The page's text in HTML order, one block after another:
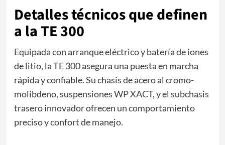
Detalles técnicos que definen
a la TE 300
Equipada con arranque eléctrico y batería de iones
de litio, la TE 300 asegura una puesta en marcha
rápida y confiable. Su chasis de acero al cromo-
molibdeno, suspensiones WP XACT, y el subchasis
trasero innovador ofrecen un comportamiento
preciso y confort de manejo.